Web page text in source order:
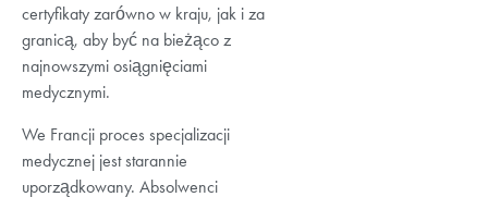
certyfikaty zarówno w kraju, jak i za
granicą, aby być na bieżąco z
najnowszymi osiągnięciami
medycznymi.
We Francji proces specjalizacji
medycznej jest starannie
uporządkowany. Absolwenci